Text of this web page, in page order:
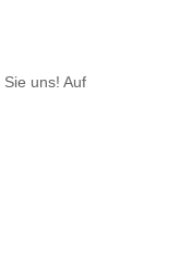
Sie uns! Auf